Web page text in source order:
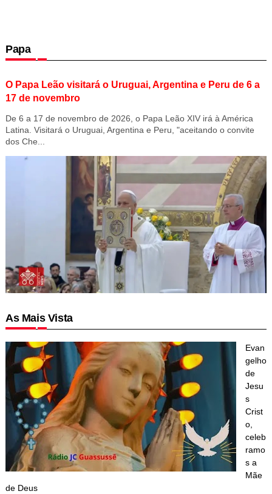
Papa
O Papa Leão visitará o Uruguai, Argentina e Peru de 6 a
17 de novembro
De 6 a 17 de novembro de 2026, o Papa Leão XIV irá à América
Latina. Visitará o Uruguai, Argentina e Peru, "aceitando o convite
dos Che...
As Mais Vista
Evan
gelho
de
Jesu
s
Crist
o,
celeb
ramo
s a
Mãe
de Deus